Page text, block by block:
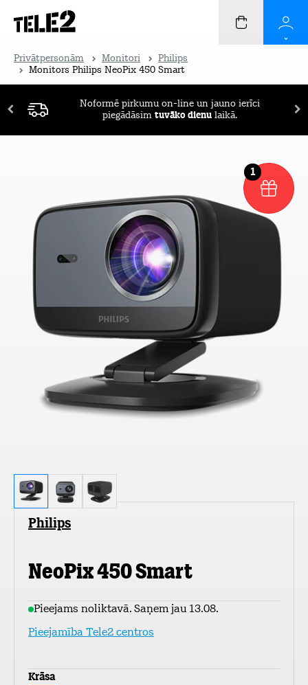
Privātpersonām Monitori
Philips
Monitors Philips NeoPix 450 Smart
Noformē pirkumu on-line un jauno ierīci
piegādāsim tuvāko dienu laikā.
1
Philips
NeoPix 450 Smart
Pieejams noliktavā. Saņem jau 13.08.
Pieejamība Tele2 centros
Krāsa